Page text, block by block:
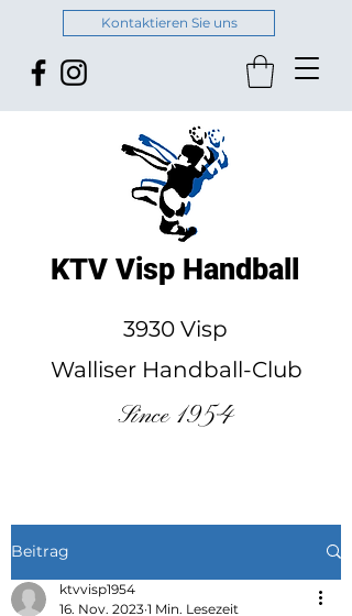
Kontaktieren Sie uns
KTV Visp Handball
3930 Visp
Walliser Handball-Club
Since 1954
Beitrag
ktvvisp1954
16. Nov. 2023 1 Min. Lesezeit